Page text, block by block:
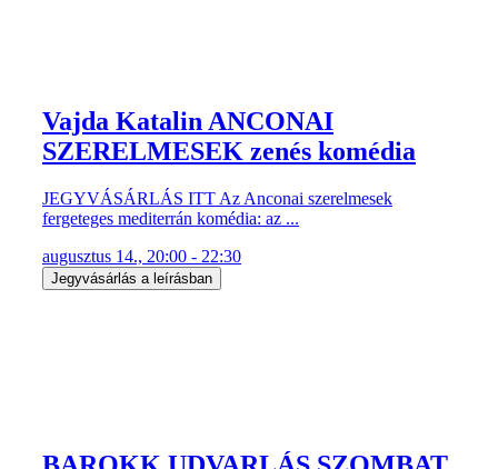
Vajda Katalin ANCONAI
SZERELMESEK zenés komédia
JEGYVÁSÁRLÁS ITT Az Anconai szerelmesek
fergeteges mediterrán komédia: az ...
augusztus 14., 20:00 - 22:30
Jegyvásárlás a leírásban